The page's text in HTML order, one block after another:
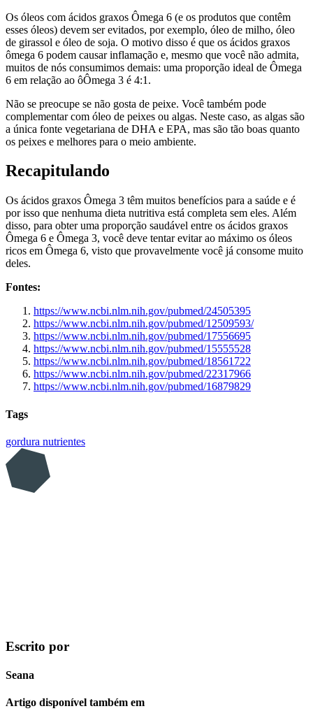
Os óleos com ácidos graxos Ômega 6 (e os produtos que contêm
esses óleos) devem ser evitados, por exemplo, óleo de milho, óleo
de girassol e óleo de soja. O motivo disso é que os ácidos graxos
ômega 6 podem causar inflamação e, mesmo que você não admita,
muitos de nós consumimos demais: uma proporção ideal de Ômega
6 em relação ao ôÔmega 3 é 4:1.
Não se preocupe se não gosta de peixe. Você também pode
complementar com óleo de peixes ou algas. Neste caso, as algas são
a única fonte vegetariana de DHA e EPA, mas são tão boas quanto
os peixes e melhores para o meio ambiente.
Recapitulando
Os ácidos graxos Ômega 3 têm muitos benefícios para a saúde e é
por isso que nenhuma dieta nutritiva está completa sem eles. Além
disso, para obter uma proporção saudável entre os ácidos graxos
Ômega 6 e Ômega 3, você deve tentar evitar ao máximo os óleos
ricos em Ômega 6, visto que provavelmente você já consome muito
deles.
Fontes:
https://www.ncbi.nlm.nih.gov/pubmed/24505395
https://www.ncbi.nlm.nih.gov/pubmed/12509593/
https://www.ncbi.nlm.nih.gov/pubmed/17556695
https://www.ncbi.nlm.nih.gov/pubmed/15555528
https://www.ncbi.nlm.nih.gov/pubmed/18561722
https://www.ncbi.nlm.nih.gov/pubmed/22317966
https://www.ncbi.nlm.nih.gov/pubmed/16879829
Tags
gordura nutrientes
Escrito por
Seana
Artigo disponível também em